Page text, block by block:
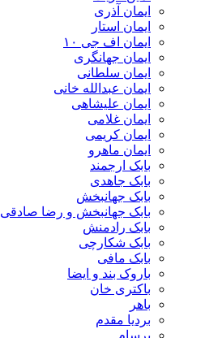
ایمان آذری
ایمان استار
ایمان اف جی ۱۰
ایمان جهانگری
ایمان سلطانی
ایمان عبدالله خانی
ایمان علیشاهی
ایمان غلامی
ایمان کریمی
ایمان ماهرو
بابک ارجمند
بابک جاهدی
بابک جهانبخش
بابک جهانبخش و رضا صادقی
بابک رادمنش
بابک شکارچی
بابک مافی
باروک بند و ایضا
باکتری خان
باهر
بردیا مقدم
برسام